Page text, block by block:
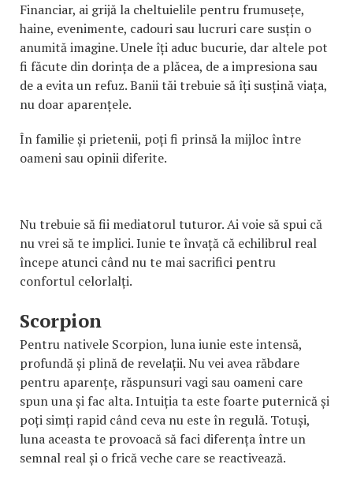
Financiar, ai grijă la cheltuielile pentru frumusețe,
haine, evenimente, cadouri sau lucruri care susțin o
anumită imagine. Unele îți aduc bucurie, dar altele pot
fi făcute din dorința de a plăcea, de a impresiona sau
de a evita un refuz. Banii tăi trebuie să îți susțină viața,
nu doar aparențele.
În familie și prietenii, poți fi prinsă la mijloc între
oameni sau opinii diferite.
Nu trebuie să fii mediatorul tuturor. Ai voie să spui că
nu vrei să te implici. Iunie te învață că echilibrul real
începe atunci când nu te mai sacrifici pentru
confortul celorlalți.
Scorpion
Pentru nativele Scorpion, luna iunie este intensă,
profundă și plină de revelații. Nu vei avea răbdare
pentru aparențe, răspunsuri vagi sau oameni care
spun una și fac alta. Intuiția ta este foarte puternică și
poți simți rapid când ceva nu este în regulă. Totuși,
luna aceasta te provoacă să faci diferența între un
semnal real și o frică veche care se reactivează.